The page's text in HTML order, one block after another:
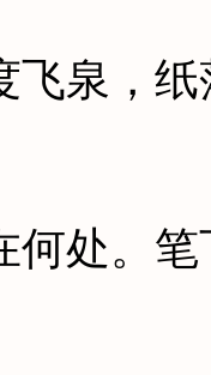
泉，纸
处。笔